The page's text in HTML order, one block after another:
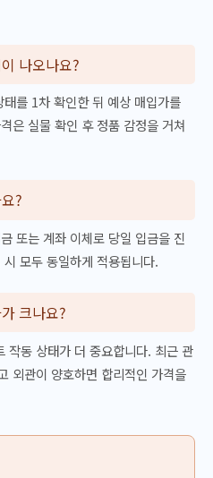
나오나요?
를 1차 확인한 뒤 예상 매입가를
은 실물 확인 후 정품 감정을 거쳐
?
또는 계좌 이체로 당일 입금을 진
모두 동일하게 적용됩니다.
크나요?
작동 상태가 더 중요합니다. 최근 관
외관이 양호하면 합리적인 가격을